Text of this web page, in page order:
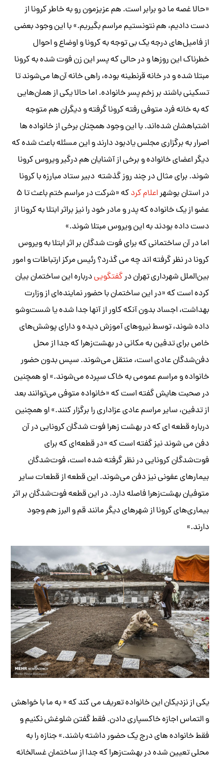
«حالا غصه ما دو برابر است. هم عزیزمون رو به خاطر کرونا از
دست دادیم، هم نتونستیم مراسم بگیریم.» با این وجود بعضی
از فامیل‌های درجه یک بی توجه به کرونا و اوضاع و احوال
خطرناک این روزها و در حالی که پسر این زن فوت شده به کرونا
مبتلا شده و در خانه قرنطینه بوده، راهی خانه آن‌ها می‌شوند تا
تسکینی باشند بر زخم پسر خانواده. اما حالا یکی از همان‌هایی
که به خانه فرد متوفی رفته کرونا گرفته و دیگران هم متوجه
اشتباهشان شده‌اند. با این وجود همچنان برخی از خانواده ها
اصرار به برگزاری مجلس یادبود دارند و این مسئله باعث شده که
دیگر اعضای خانواده و برخی از آشنایان هم درگیر ویروس کرونا
شوند. برای مثال در چند روز گذشته دبیر ستاد مبارزه با کرونا
در استان بوشهراعلام کرد
که «شرکت در مراسم ختم باعث تا ۵
عضو از یک خانواده که پدر و مادر خود را نیز براثر ابتلا به کرونا از
دست‌ داده‌ بودند به این ویروس مبتلا شوند.»
اما در آن ساختمانی که برای فوت شدگان بر اثر ابتلا به ویروس
کرونا در نظر گرفته اند چه می گذرد؟ رئیس مرکز ارتباطات و امور
بین‌الملل شهرداری تهران درگفتگوییدرباره این ساختمان بیان
کرده است که «در این ساختمان با حضور نماینده‌ای از وزارت
بهداشت، اجساد بدون آنکه کاور از آنها جدا شده یا شست‌وشو
داده شوند، توسط نیروهای آموزش دیده و دارای پوشش‌های
خاص برای تدفین به مکانی در بهشت‌زهرا که جدا از محل
دفن‌شدگان عادی است، منتقل می‌شوند. سپس بدون حضور
خانواده و مراسم عمومی به خاک سپرده می‌شوند.» او همچنین
در صحبت هایش گفته است که «خانواده متوفی می‌توانند بعد
از تدفین، سایر مراسم عادی عزاداری را برگزار کنند.» او همچنین
درباره قطعه ای که در بهشت زهرا فوت شدگان کرونایی در آن
دفن می شوند نیز گفته است که «در قطعه‌ای که برای
فوت‌شدگان کرونایی در نظر گرفته شده است، فوت‌شدگان
بیمارهای عفونی نیز دفن می‌شوند. این قطعه از قطعات سایر
متوفیان بهشت‌زهرا فاصله دارد. در این قطعه فوت‌شدگان بر اثر
بیماری‌های کرونا از شهرهای دیگر مانند قم و البرز هم وجود
دارند.»
یکی از نزدیکان این خانواده تعریف می کند که « به ما با خواهش
و التماس اجازه خاکسپاری دادن. فقط گفتن شلوغش نکنیم و
فقط خانواده های درج یک حضور داشته باشند.» جنازه را به
محلی تعیین شده در بهشت‌زهرا که جدا از ساختمان غسالخانه